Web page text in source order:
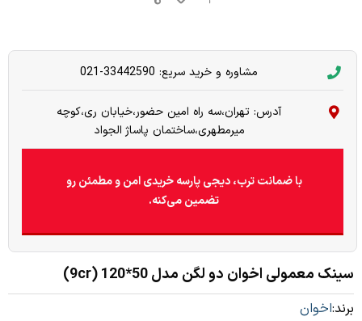
مشاوره و خرید سریع: 33442590-021
آدرس: تهران،سه راه امین حضور،خیابان ری،کوچه
میرمطهری،ساختمان پاساژ الجواد
با ضمانت ترب، دیجی پارسه خریدی امن و مطمئن رو
تضمین می‌کنه.
سینک معمولی اخوان دو لگن مدل 50*120 (9cr)
برند:اخوان